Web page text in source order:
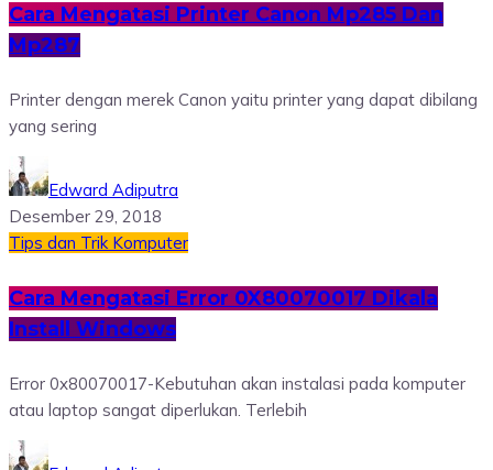
Cara Mengatasi Printer Canon Mp285 Dan
Mp287
Printer dengan merek Canon yaitu printer yang dapat dibilang
yang sering
Edward Adiputra
Desember 29, 2018
Tips dan Trik Komputer
Cara Mengatasi Error 0X80070017 Dikala
Install Windows
Error 0x80070017-Kebutuhan akan instalasi pada komputer
atau laptop sangat diperlukan. Terlebih